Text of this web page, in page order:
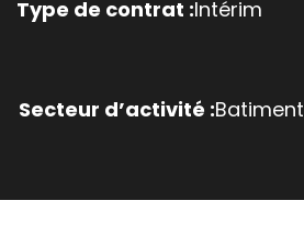
Type de contrat :Intérim
Secteur d’activité :Batiment